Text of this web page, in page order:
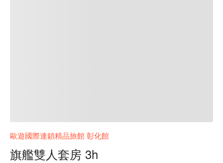
歐遊國際連鎖精品旅館 彰化館
旗艦雙人套房 3h